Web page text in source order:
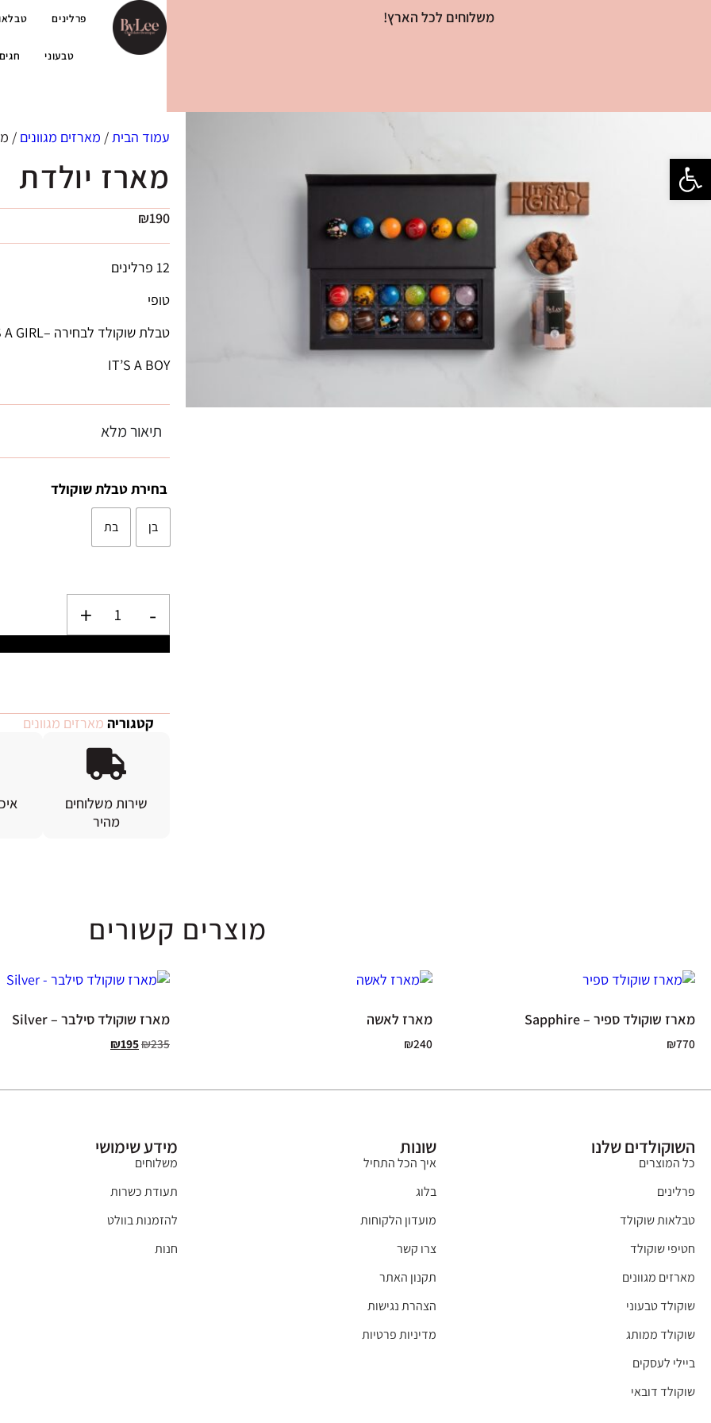
משלוחים לכל הארץ! פרלינים
טבעוני חגים
עמוד הבית/ מארזים מגוונים /
מארז יולדת
₪190
12 פרלינים
טופי
טבלת שוקולד לבחירה –IT’S A GIRL
IT’S A BOY
תיאור מלא
בחירת טבלת שוקולד
בן בת
-
+
קטגוריה מארזים מגוונים
שירות משלוחים
מהיר
מוצרים קשורים
מארז שוקולד ספיר – Sapphire
₪770
מארז לאשה
₪240
מארז שוקולד סילבר – Silver
₪235
₪195
השוקולדים שלנו
כל המוצרים
פרלינים
טבלאות שוקולד
חטיפי שוקולד
מארזים מגוונים
שוקולד טבעוני
שוקולד ממותג
ביילי לעסקים
שוקולד דובאי
שונות
איך הכל התחיל
בלוג
מועדון הלקוחות
צרו קשר
תקנון האתר
הצהרת נגישות
מדיניות פרטיות
מידע שימושי
משלוחים
תעודת כשרות
להזמנות בוולט
חנות
פתח סרגל נגישות